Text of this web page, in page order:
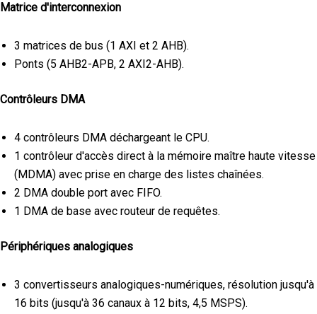
Matrice d'interconnexion
3 matrices de bus (1 AXI et 2 AHB).
Ponts (5 AHB2-APB, 2 AXI2-AHB).
Contrôleurs DMA
4 contrôleurs DMA déchargeant le CPU.
1 contrôleur d'accès direct à la mémoire maître haute vitesse
(MDMA) avec prise en charge des listes chaînées.
2 DMA double port avec FIFO.
1 DMA de base avec routeur de requêtes.
Périphériques analogiques
3 convertisseurs analogiques-numériques, résolution jusqu'à
16 bits (jusqu'à 36 canaux à 12 bits, 4,5 MSPS).